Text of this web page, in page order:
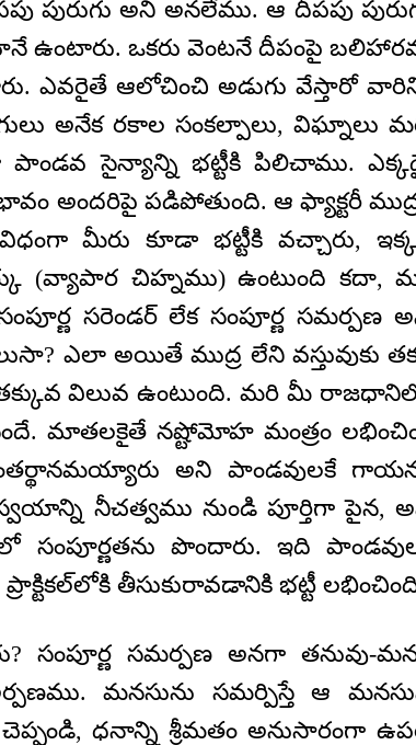
పురుగు అని అనలేము. ఆ దీపపు
ఉంటారు. ఒకరు వెంటనే దీపంపై
ఎవరైతే ఆలోచించి అడుగు వేస్తారో
అనేక రకాల సంకల్పాలు, విఘ్నాలు
పాండవ సైన్యాన్ని భట్టీకి పిలిచాము.
అందరిపై పడిపోతుంది. ఆ ఫ్యాక్టరీ
మీరు కూడా భట్టీకి వచ్చారు,
(వ్యాపార చిహ్నము) ఉంటుంది కదా,
సరెండర్ లేక సంపూర్ణ సమర్పణ
ఎలా అయితే ముద్ర లేని వస్తువుకు
తక్కువ విలువ ఉంటుంది. మరి మీ
మాతలకైతే నష్టోమోహ మంత్రం
అని పాండవులకే
నీచత్వము నుండి పూర్తిగా పైన,
పొందారు. ఇది పాండవుల
తీసుకురావడానికి భట్టీ
సంపూర్ణ సమర్పణ అనగా తనువు-
మనసును సమర్పిస్తే ఆ
ధనాన్ని శ్రీమతం అనుసారంగా